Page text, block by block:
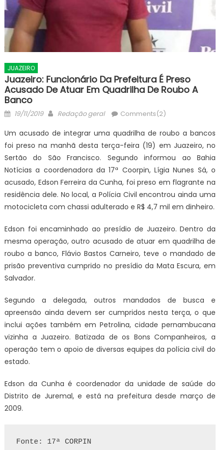
JUAZEIRO
Juazeiro: Funcionário Da Prefeitura É Preso
Acusado De Atuar Em Quadrilha De Roubo A
Banco
Posted
19/11/2019 Author
Redação geral Comments(2)
Um acusado de integrar uma quadrilha de roubo a bancos
foi preso na manhã desta terça-feira (19) em Juazeiro, no
Sertão do São Francisco. Segundo informou ao Bahia
Notícias a coordenadora da 17ª Coorpin, Lígia Nunes Sá, o
acusado, Edson Ferreira da Cunha, foi preso em flagrante na
residência dele. No local, a Polícia Civil encontrou ainda uma
motocicleta com chassi adulterado e R$ 4,7 mil em dinheiro.
Edson foi encaminhado ao presídio de Juazeiro. Dentro da
mesma operação, outro acusado de atuar em quadrilha de
roubo a banco, Flávio Bastos Carneiro, teve o mandado de
prisão preventiva cumprido no presídio da Mata Escura, em
Salvador.
Segundo a delegada, outros mandados de busca e
apreensão ainda devem ser cumpridos nesta terça, o que
inclui ações também em Petrolina, cidade pernambucana
vizinha a Juazeiro. Batizada de os Bons Companheiros, a
operação tem o apoio de diversas equipes da polícia civil do
estado.
Edson da Cunha é coordenador da unidade de saúde do
Distrito de Juremal, e está na prefeitura desde março de
2009.
Fonte: 17ª CORPIN